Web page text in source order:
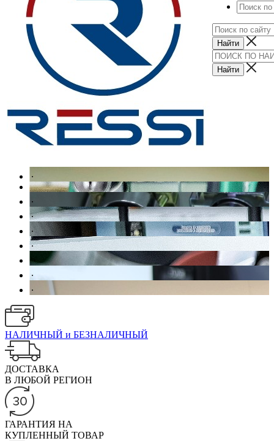
.
.
.
.
.
.
.
НАЛИЧНЫЙ и БЕЗНАЛИЧНЫЙ
ДОСТАВКА
В ЛЮБОЙ РЕГИОН
ГАРАНТИЯ НА
КУПЛЕННЫЙ ТОВАР